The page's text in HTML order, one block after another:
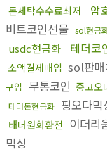
돈세탁수수료최저 암
비트코인선물 sol현금
usdc현금화 테더코
소액결제매입 sol판매
구입
무통코인 중고오
테더돈현금화 핑오다믹
태더원화환전 이더리
믹싱